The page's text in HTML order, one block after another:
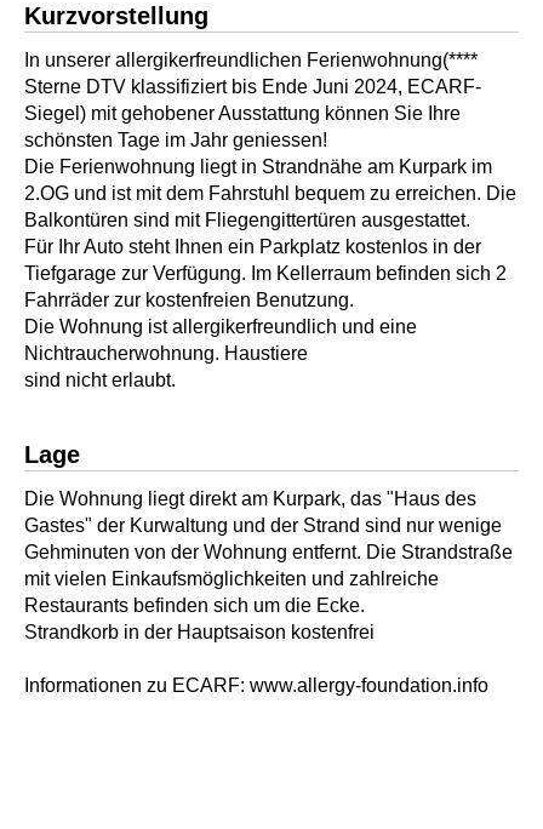
Kurzvorstellung
In unserer allergikerfreundlichen Ferienwohnung(****
Sterne DTV klassifiziert bis Ende Juni 2024, ECARF-
Siegel) mit gehobener Ausstattung können Sie Ihre
schönsten Tage im Jahr geniessen!
Die Ferienwohnung liegt in Strandnähe am Kurpark im
2.OG und ist mit dem Fahrstuhl bequem zu erreichen. Die
Balkontüren sind mit Fliegengittertüren ausgestattet.
Für Ihr Auto steht Ihnen ein Parkplatz kostenlos in der
Tiefgarage zur Verfügung. Im Kellerraum befinden sich 2
Fahrräder zur kostenfreien Benutzung.
Die Wohnung ist allergikerfreundlich und eine
Nichtraucherwohnung. Haustiere
sind nicht erlaubt.
Lage
Die Wohnung liegt direkt am Kurpark, das "Haus des
Gastes" der Kurwaltung und der Strand sind nur wenige
Gehminuten von der Wohnung entfernt. Die Strandstraße
mit vielen Einkaufsmöglichkeiten und zahlreiche
Restaurants befinden sich um die Ecke.
Strandkorb in der Hauptsaison kostenfrei
Informationen zu ECARF: www.allergy-foundation.info